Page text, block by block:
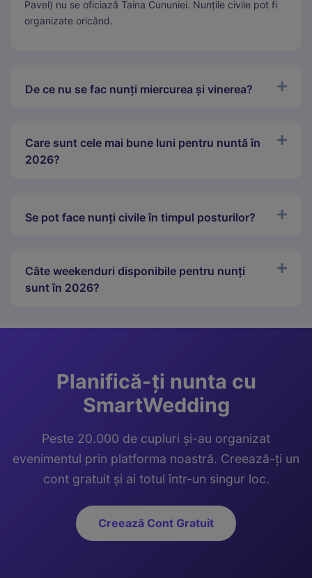
Pavel) nu se oficiază Taina Cununiei. Nunțile civile pot fi
organizate oricând.
De ce nu se fac nunți miercurea și vinerea?
Care sunt cele mai bune luni pentru nuntă în
2026?
Se pot face nunți civile în timpul posturilor?
Câte weekenduri disponibile pentru nunți
sunt în 2026?
Planifică-ți nunta cu
SmartWedding
Peste 20.000 de cupluri și-au organizat
evenimentul prin platforma noastră. Creează-ți un
cont gratuit și ai totul într-un singur loc.
Creează Cont Gratuit